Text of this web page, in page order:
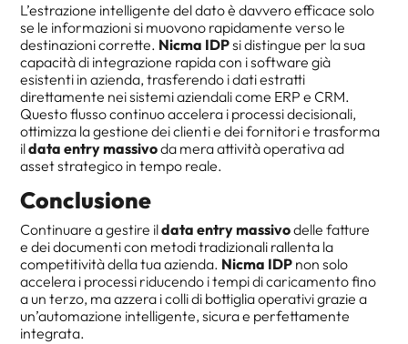
L’estrazione intelligente del dato è davvero efficace solo
se le informazioni si muovono rapidamente verso le
destinazioni corrette. Nicma IDPsi distingue per la sua
capacità di integrazione rapida con i software già
esistenti in azienda, trasferendo i dati estratti
direttamente nei sistemi aziendali come ERP e CRM.
Questo flusso continuo accelera i processi decisionali,
ottimizza la gestione dei clienti e dei fornitori e trasforma
ildata entry massivoda mera attività operativa ad
asset strategico in tempo reale.
Conclusione
Continuare a gestire ildata entry massivodelle fatture
e dei documenti con metodi tradizionali rallenta la
competitività della tua azienda. Nicma IDP non solo
accelera i processi riducendo i tempi di caricamento fino
a un terzo, ma azzera i colli di bottiglia operativi grazie a
un’automazione intelligente, sicura e perfettamente
integrata.